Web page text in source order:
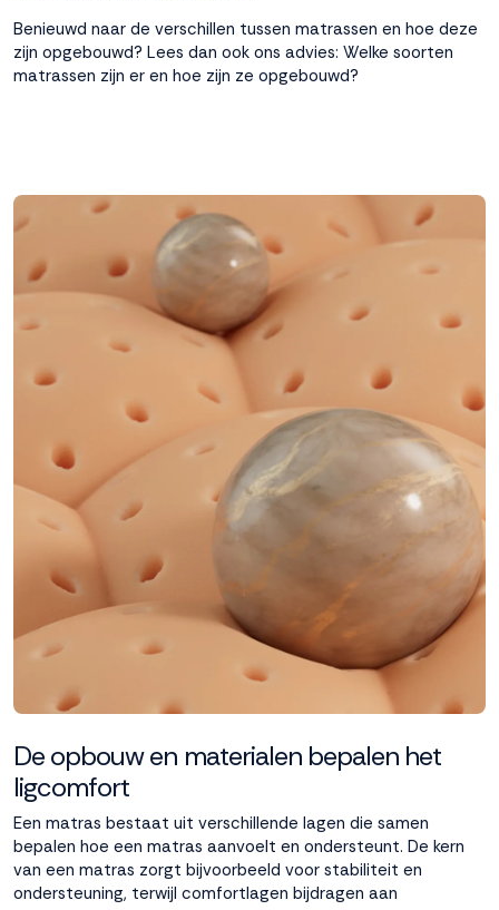
Benieuwd naar de verschillen tussen matrassen en hoe deze
zijn opgebouwd? Lees dan ook ons advies: Welke soorten
matrassen zijn er en hoe zijn ze opgebouwd?
De opbouw en materialen bepalen het
ligcomfort
Een matras bestaat uit verschillende lagen die samen
bepalen hoe een matras aanvoelt en ondersteunt. De kern
van een matras zorgt bijvoorbeeld voor stabiliteit en
ondersteuning, terwijl comfortlagen bijdragen aan